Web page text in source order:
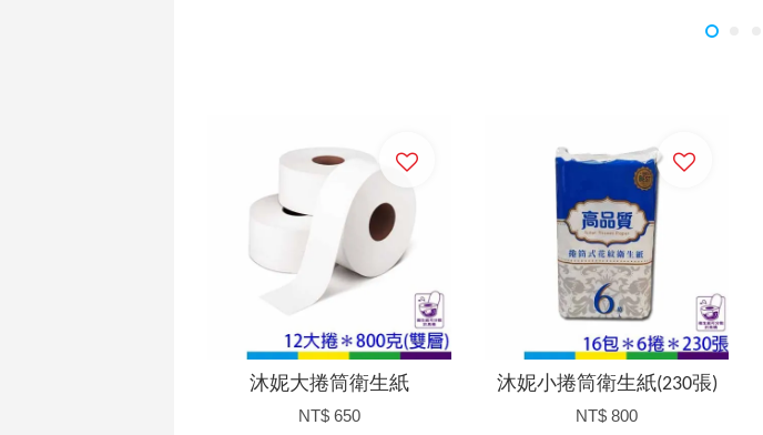
沐妮大捲筒衛生紙
NT$ 650
沐妮小捲筒衛生紙(230張)
NT$ 800